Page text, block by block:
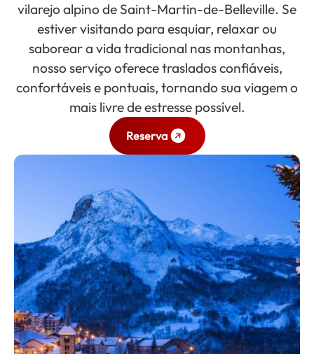
vilarejo alpino de Saint-Martin-de-Belleville. Se
estiver visitando para esquiar, relaxar ou
saborear a vida tradicional nas montanhas,
nosso serviço oferece traslados confiáveis,
confortáveis e pontuais, tornando sua viagem o
mais livre de estresse possível.
Reserva